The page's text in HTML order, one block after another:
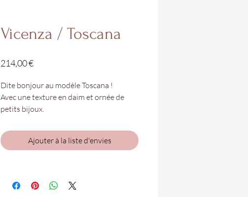
Vicenza / Toscana
214,00 €Prix
Dite bonjour au modèle Toscana !
Avec une texture en daim et ornée de
petits bijoux.
Nos pointures vont du 35 au 41.
Chaus'en Folie de Saint-Denis et Saint-
Pierre !
Ajouter à la liste d'envies